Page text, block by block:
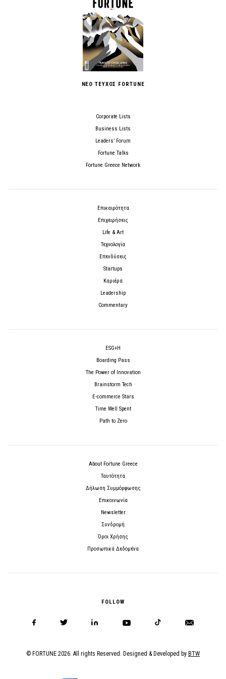
ΝΕΟ ΤΕΥΧΟΣ FORTUNE
Corporate Lists
Business Lists
Leaders’ Forum
Fortune Talks
Fortune Greece Network
Επικαιρότητα
Επιχειρήσεις
Life & Art
Τεχνολογία
Επενδύσεις
Startups
Καριέρα
Leadership
Commentary
ESG+H
Boarding Pass
The Power of Innovation
Brainstorm Tech
E-commerce Stars
Time Well Spent
Path to Zero
About Fortune Greece
Ταυτότητα
Δήλωση Συμμόρφωσης
Επικοινωνία
Newsletter
Συνδρομή
Όροι Χρήσης
Προσωπικά Δεδομένα
FOLLOW
© FORTUNE 2026. All rights Reserved. Designed & Developed by BTW